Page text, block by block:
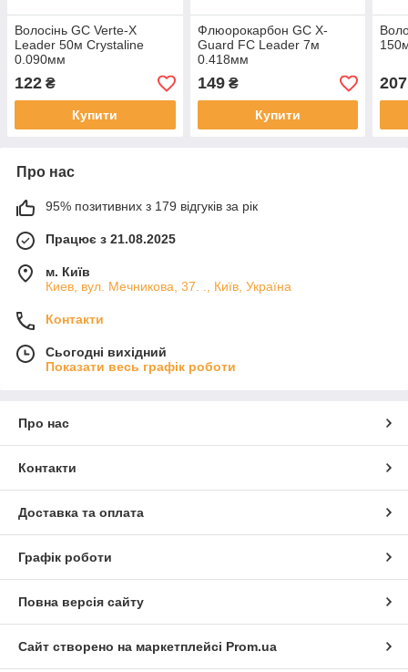
Волосінь GC Verte-X
Leader 50м Crystaline
0.090мм
122 ₴
Купити
Флюорокарбон GC X-
Guard FC Leader 7м
0.418мм
149₴
Купити
207
Про нас
95% позитивних з 179 відгуків за рік
Працює з 21.08.2025
м. Київ
Киев, вул. Мечникова, 37. ., Київ, Україна
Контакти
Сьогодні вихідний
Показати весь графік роботи
Про нас
Контакти
Доставка та оплата
Графік роботи
Повна версія сайту
Сайт створено на маркетплейсі Prom.ua